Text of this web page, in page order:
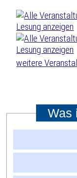
weitere
Was